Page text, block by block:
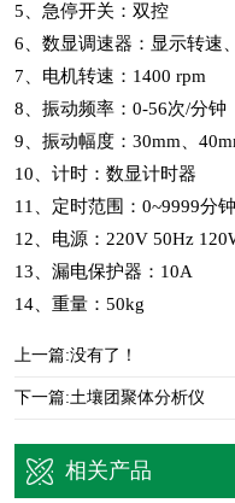
5、急停开关：双控
6、数显调速器：显示转速
7、电机转速：1400 rpm
8、振动频率：0-56次/分钟
9、振动幅度：30mm、
10、计时：数显计时器
11、定时范围：0~9999分钟
12、电源：220V 50Hz
13、漏电保护器：10A
14、重量：50kg
上一篇:没有了！
下一篇:土壤团聚体分析仪
相关产品